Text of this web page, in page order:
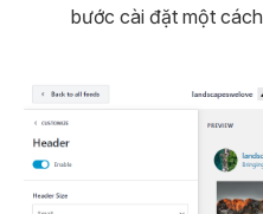
bước cài đặt một